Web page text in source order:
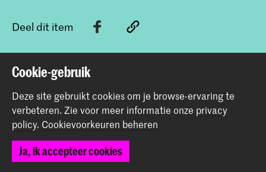
Deel dit item
Contact
Spuiplein 150
2511 DG Den Haag
Cookie-gebruik
Deze site gebruikt cookies om je browse-ervaring te
verbeteren. Zie voor meer informatie onze privacy
policy. Cookievoorkeuren beheren
Ja, ik accepteer cookies